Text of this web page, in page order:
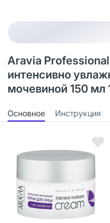
Aravia
интенсивно
мочевиной 150 мл
Основное Инструкция